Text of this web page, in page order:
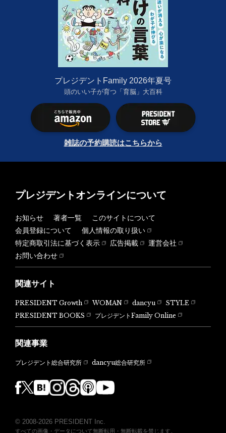
プレジデントFamily 2026年夏号
頭のいい子が育つ「育脳」大百科
雑誌の予約購読はこちらから
プレジデントオンラインについて
お知らせ 著者一覧
このサイトについて
会員登録について
個人情報の取り扱い
特定商取引法に基づく表示
広告掲載
運営会社
お問い合わせ
関連サイト
PRESIDENT Growth WOMAN dancyu
STYLE
PRESIDENT BOOKS
プレジデントFamily Online
関連事業
プレジデント総合研究所 dancyu総合研究所
© 2008-2026 PRESIDENT Inc.
すべての画像・データについて無断転用・無断転載を禁じます。